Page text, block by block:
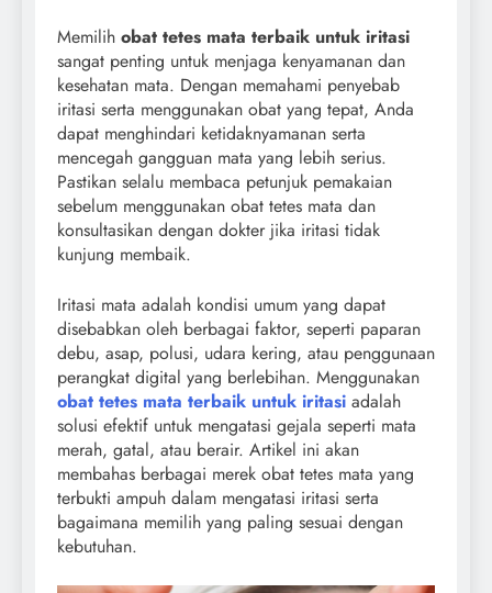
Memilih obat tetes mata terbaik untuk iritasi
sangat penting untuk menjaga kenyamanan dan
kesehatan mata. Dengan memahami penyebab
iritasi serta menggunakan obat yang tepat, Anda
dapat menghindari ketidaknyamanan serta
mencegah gangguan mata yang lebih serius.
Pastikan selalu membaca petunjuk pemakaian
sebelum menggunakan obat tetes mata dan
konsultasikan dengan dokter jika iritasi tidak
kunjung membaik.
Iritasi mata adalah kondisi umum yang dapat
disebabkan oleh berbagai faktor, seperti paparan
debu, asap, polusi, udara kering, atau penggunaan
perangkat digital yang berlebihan. Menggunakan
obat tetes mata terbaik untuk iritasi adalah
solusi efektif untuk mengatasi gejala seperti mata
merah, gatal, atau berair. Artikel ini akan
membahas berbagai merek obat tetes mata yang
terbukti ampuh dalam mengatasi iritasi serta
bagaimana memilih yang paling sesuai dengan
kebutuhan.